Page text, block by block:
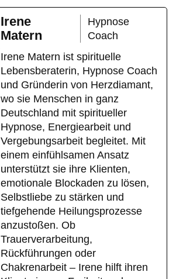
Irene
Matern
Hypnose
Coach
Irene Matern ist spirituelle
Lebensberaterin, Hypnose Coach
und Gründerin von Herzdiamant,
wo sie Menschen in ganz
Deutschland mit spiritueller
Hypnose, Energiearbeit und
Vergebungsarbeit begleitet. Mit
einem einfühlsamen Ansatz
unterstützt sie ihre Klienten,
emotionale Blockaden zu lösen,
Selbstliebe zu stärken und
tiefgehende Heilungsprozesse
anzustoßen. Ob
Trauerverarbeitung,
Rückführungen oder
Chakrenarbeit – Irene hilft ihren